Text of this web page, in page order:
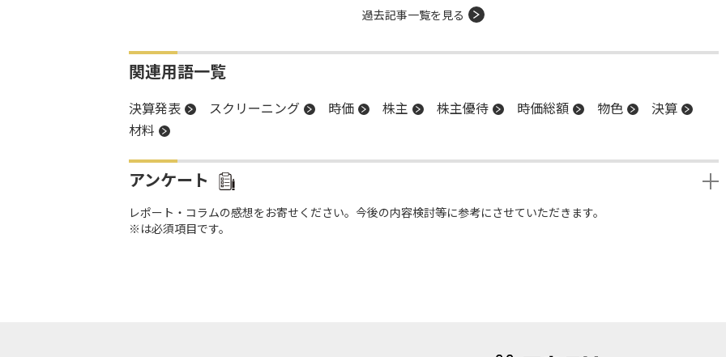
過去記事一覧を見る
関連用語一覧
決算発表 スクリーニング 時価 株主 株主優待 時価総額 物色
決算
材料
アンケート
レポート・コラムの感想をお寄せください。今後の内容検討等に参考にさせていただきます。
※は必須項目です。